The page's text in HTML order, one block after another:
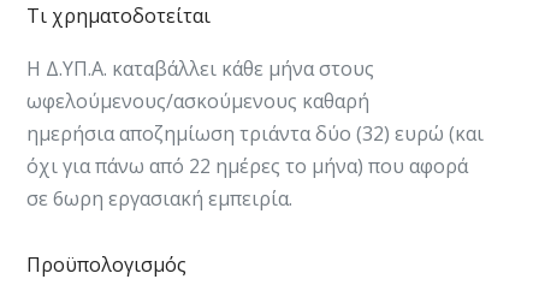
Τι χρηματοδοτείται
Η Δ.ΥΠ.Α. καταβάλλει κάθε μήνα στους
ωφελούμενους/ασκούμενους καθαρή
ημερήσια αποζημίωση τριάντα δύο (32) ευρώ (και
όχι για πάνω από 22 ημέρες το μήνα) που αφορά
σε 6ωρη εργασιακή εμπειρία.​
Προϋπολογισμός